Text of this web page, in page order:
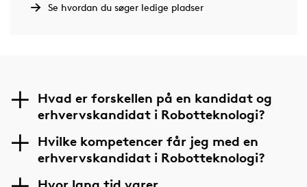
Se hvordan du søger ledige pladser
Hvad er forskellen på en kandidat og
erhvervskandidat i Robotteknologi?
Hvilke kompetencer får jeg med en
erhvervskandidat i Robotteknologi?